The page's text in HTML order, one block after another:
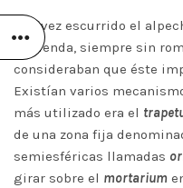
Una vez escurrido el
molienda, siempre sin
consideraban que éste
Existían varios
más utilizado era el
de una zona fija
semiesféricas llamadas
girar sobre el mortarium